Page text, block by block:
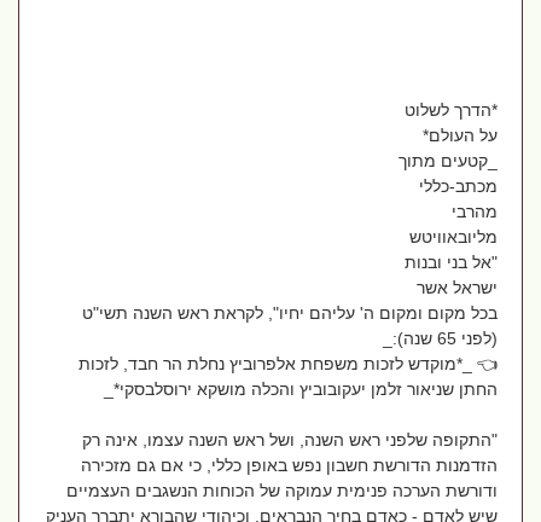
*הדרך לשלוט
על העולם*
_קטעים מתוך
מכתב-כללי
מהרבי
מליובאוויטש
"אל בני ובנות
ישראל אשר
בכל מקום ומקום ה' עליהם יחיו", לקראת ראש השנה תשי"ט
(לפני 65 שנה):_
👈 _*מוקדש לזכות משפחת אלפרוביץ נחלת הר חבד, לזכות
החתן שניאור זלמן יעקובוביץ והכלה מושקא ירוסלבסקי*_
"התקופה שלפני ראש השנה, ושל ראש השנה עצמו, אינה רק
הזדמנות הדורשת חשבון נפש באופן כללי, כי אם גם מזכירה
ודורשת הערכה פנימית עמוקה של הכוחות הנשגבים העצמיים
שיש לאדם - כאדם בחיר הנבראים, וכיהודי שהבורא יתברך העניק